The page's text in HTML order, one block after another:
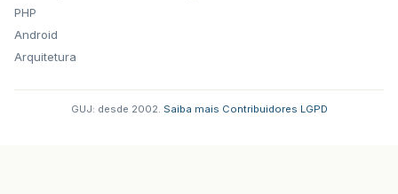
PHP
Android
Arquitetura
GUJ: desde 2002. Saiba mais Contribuidores LGPD